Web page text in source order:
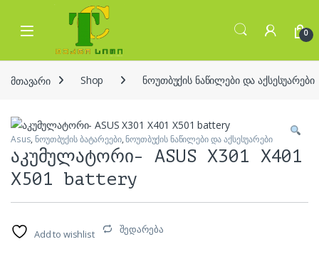
Skip to navigation
Skip to content
Open 0
მთავარი Shop ნოუთბუქის ნაწილები და აქსესუარები
Asus,ნოუთბუქის ბატარეები,ნოუთბუქის ნაწილები და აქსესუარები
აკუმულატორი- ASUS X301 X401
X501 battery
Add to wishlist შედარება